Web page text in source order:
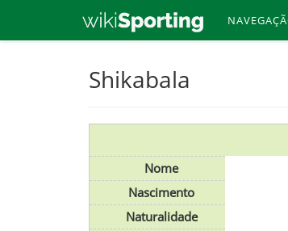
Shikabala
Nome
Nascimento
Naturalidade